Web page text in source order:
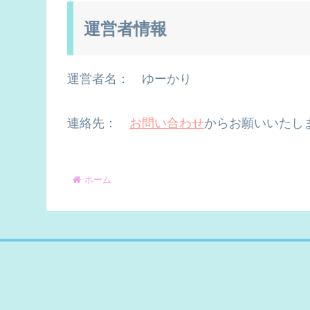
運営者情報
運営者名： ゆーかり
連絡先： お問い合わせからお願いいたし
ホーム